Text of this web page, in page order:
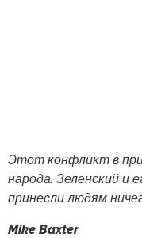
Этот конфликт в
народа. Зеленский и
принесли людям
Mike Baxter